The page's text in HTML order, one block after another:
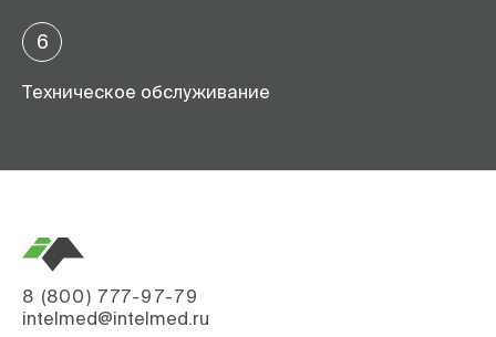
6
Техническое обслуживание
8 (800) 777-97-79
intelmed@intelmed.ru